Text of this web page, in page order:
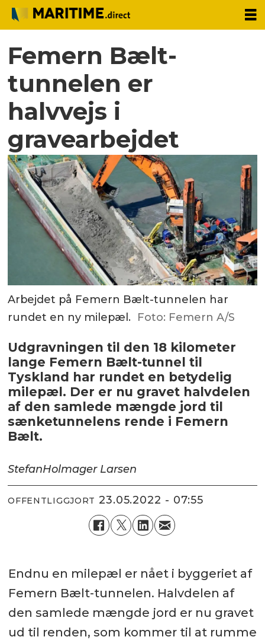
Femern Bælt-
tunnelen er
halvvejs i
gravearbejdet
Arbejdet på Femern Bælt-tunnelen har
rundet en ny milepæl. Foto: Femern A/S
Udgravningen til den 18 kilometer
lange Femern Bælt-tunnel til
Tyskland har rundet en betydelig
milepæl. Der er nu gravet halvdelen
af den samlede mængde jord til
sænketunnelens rende i Femern
Bælt.
StefanHolmager Larsen
OFFENTLIGGJORT 23.05.2022 - 07:55
Endnu en milepæl er nået i byggeriet af
Femern Bælt-tunnelen. Halvdelen af
den samlede mængde jord er nu gravet
ud til renden, som kommer til at rumme